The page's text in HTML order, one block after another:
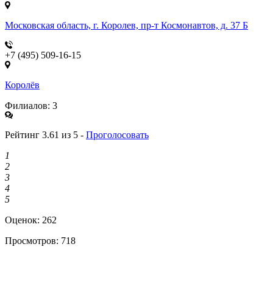
Московская область, г. Королев, пр-т Космонавтов, д. 37 Б
+7 (495) 509-16-15
Королёв
Филиалов: 3
Рейтинг 3.61 из 5 - Проголосовать
1
2
3
4
5
Оценок: 262
Просмотров: 718